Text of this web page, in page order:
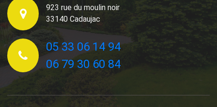
923 rue du moulin noir
33140 Cadaujac
05 33 06 14 94
06 79 30 60 84